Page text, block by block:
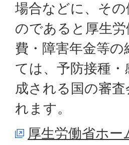
場合などに、そ
のであると厚生
費・障害年金等
ては、予防接種
成される国の審
れます。
厚生労働省ホ